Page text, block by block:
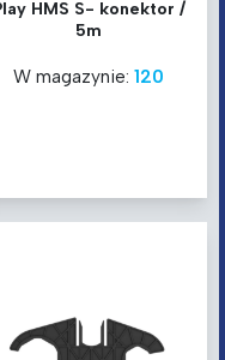
HMS S- konektor /
5m
W magazynie: 120